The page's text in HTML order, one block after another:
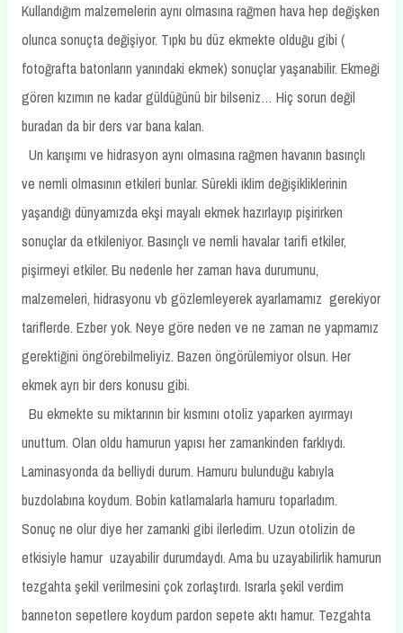
Kullandığım malzemelerin aynı olmasına rağmen hava hep değişken
olunca sonuçta değişiyor. Tıpkı bu düz ekmekte olduğu gibi (
fotoğrafta batonların yanındaki ekmek) sonuçlar yaşanabilir. Ekmeği
gören kızımın ne kadar güldüğünü bir bilseniz… Hiç sorun değil
buradan da bir ders var bana kalan.
Un karışımı ve hidrasyon aynı olmasına rağmen havanın basınçlı
ve nemli olmasının etkileri bunlar. Sürekli iklim değişikliklerinin
yaşandığı dünyamızda ekşi mayalı ekmek hazırlayıp pişirirken
sonuçlar da etkileniyor. Basınçlı ve nemli havalar tarifi etkiler,
pişirmeyi etkiler. Bu nedenle her zaman hava durumunu,
malzemeleri, hidrasyonu vb gözlemleyerek ayarlamamız gerekiyor
tariflerde. Ezber yok. Neye göre neden ve ne zaman ne yapmamız
gerektiğini öngörebilmeliyiz. Bazen öngörülemiyor olsun. Her
ekmek ayrı bir ders konusu gibi.
Bu ekmekte su miktarının bir kısmını otoliz yaparken ayırmayı
unuttum. Olan oldu hamurun yapısı her zamankinden farklıydı.
Laminasyonda da belliydi durum. Hamuru bulunduğu kabıyla
buzdolabına koydum. Bobin katlamalarla hamuru toparladım.
Sonuç ne olur diye her zamanki gibi ilerledim. Uzun otolizin de
etkisiyle hamur uzayabilir durumdaydı. Ama bu uzayabilirlik hamurun
tezgahta şekil verilmesini çok zorlaştırdı. Israrla şekil verdim
banneton sepetlere koydum pardon sepete aktı hamur. Tezgahta